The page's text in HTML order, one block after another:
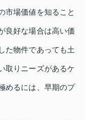
市場価値を知ること
良好な場合は高い価
た物件であっても土
取りニーズがあるケ
めるには、早期のプ